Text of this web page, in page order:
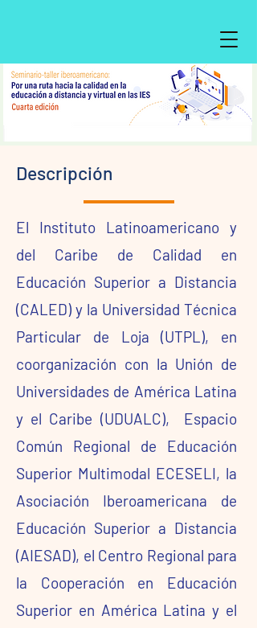
Descripción
El Instituto Latinoamericano y
del Caribe de Calidad en
Educación Superior a Distancia
(CALED) y la Universidad Técnica
Particular de Loja (UTPL), en
coorganización con la Unión de
Universidades de América Latina
y el Caribe (UDUALC), Espacio
Común Regional de Educación
Superior Multimodal ECESELI, la
Asociación Iberoamericana de
Educación Superior a Distancia
(AIESAD), el Centro Regional para
la Cooperación en Educación
Superior en América Latina y el